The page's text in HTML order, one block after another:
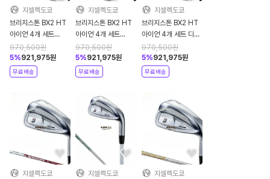
지셀렉도쿄
브리지스톤 BX2 HT
아이언 4개 세트
NSPRO 850GH
neo 2025년
970,500원
5%921,975원
무료배송
지셀렉도쿄
브리지스톤 BX2 HT
아이언 4개 세트
NSPRO 모듀스3 투
어105 듀얼플로우
2025년
970,500원
5%921,975원
무료배송
지셀렉도쿄
브리지스톤 BX2 HT
아이언 4개 세트 디아
마나 BS50i 2 2025
년
970,500원
5%921,975원
무료배송
지셀렉도쿄
지셀렉도쿄
지셀렉도쿄